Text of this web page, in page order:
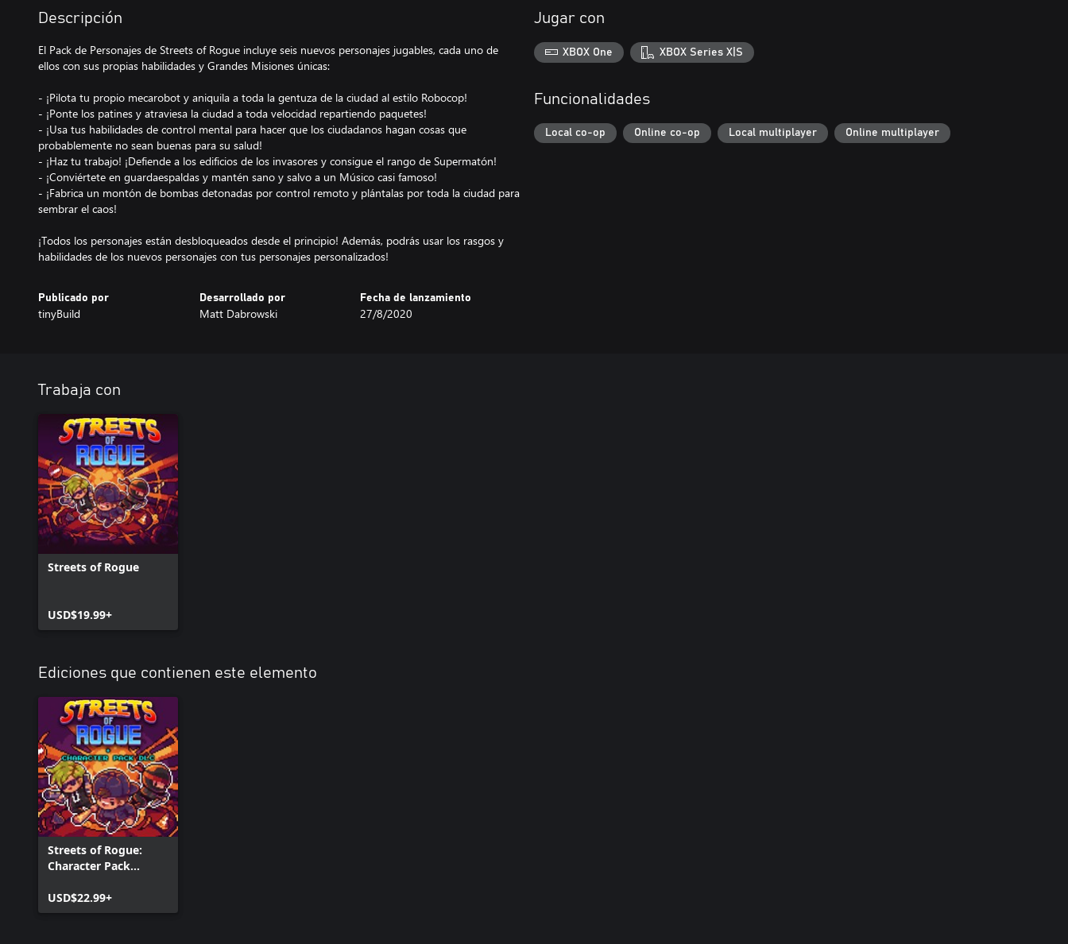
Descripción
El Pack de Personajes de Streets of Rogue incluye seis nuevos personajes jugables, cada uno de
ellos con sus propias habilidades y Grandes Misiones únicas:
- ¡Pilota tu propio mecarobot y aniquila a toda la gentuza de la ciudad al estilo Robocop!
- ¡Ponte los patines y atraviesa la ciudad a toda velocidad repartiendo paquetes!
- ¡Usa tus habilidades de control mental para hacer que los ciudadanos hagan cosas que
probablemente no sean buenas para su salud!
- ¡Haz tu trabajo! ¡Defiende a los edificios de los invasores y consigue el rango de Supermatón!
- ¡Conviértete en guardaespaldas y mantén sano y salvo a un Músico casi famoso!
- ¡Fabrica un montón de bombas detonadas por control remoto y plántalas por toda la ciudad para
sembrar el caos!
¡Todos los personajes están desbloqueados desde el principio! Además, podrás usar los rasgos y
habilidades de los nuevos personajes con tus personajes personalizados!
Publicado por
tinyBuild
Desarrollado por
Matt Dabrowski
Fecha de lanzamiento
27/8/2020
Jugar con
XBOX One XBOX Series X|S
Funcionalidades
Local co-op Online co-op Local multiplayer Online multiplayer
Trabaja con
Streets of Rogue
USD$19.99+
Ediciones que contienen este elemento
Streets of Rogue:
Character Pack
USD$22.99+